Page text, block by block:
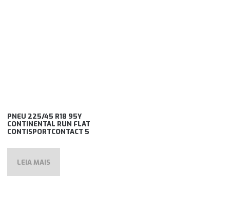
PNEU 225/45 R18 95Y
CONTINENTAL RUN FLAT
CONTISPORTCONTACT 5
LEIA MAIS